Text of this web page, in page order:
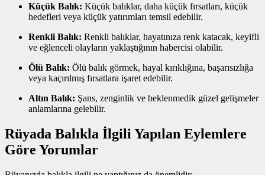
Küçük Balık: Küçük balıklar, daha küçük fırsatları, küçük
hedefleri veya küçük yatırımları temsil edebilir.
Renkli Balık: Renkli balıklar, hayatınıza renk katacak, keyifli
ve eğlenceli olayların yaklaştığının habercisi olabilir.
Ölü Balık: Ölü balık görmek, hayal kırıklığına, başarısızlığa
veya kaçırılmış fırsatlara işaret edebilir.
Altın Balık: Şans, zenginlik ve beklenmedik güzel gelişmeler
anlamlarına gelebilir.
Rüyada Balıkla İlgili Yapılan Eylemlere
Göre Yorumlar